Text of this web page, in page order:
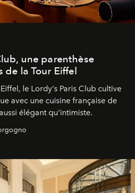
une parenthèse
de la Tour Eiffel
le Lordy's Paris Club cultive
avec une cuisine française de
élégant qu'intimiste.